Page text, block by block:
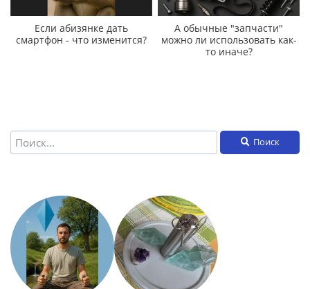
Если абизянке дать
смартфон - что изменится?
А обычные "запчасти"
можно ли использовать как-
то иначе?
Поиск